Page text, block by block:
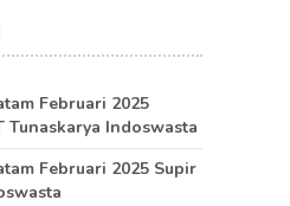
Februari 2025
Tunaskarya Indoswasta
Februari 2025 Supir